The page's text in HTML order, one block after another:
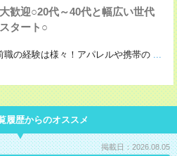
歓迎○20代～40代と幅広い世代
タート○
職の経験は様々！アパレルや携帯の ...
履歴からのオススメ
掲載日：2026.08.05